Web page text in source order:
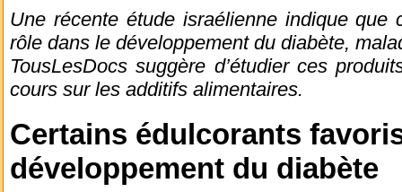
Une récente étude israélienne indique que
rôle dans le développement du diabète,
TousLesDocs suggère d’étudier ces
cours sur les additifs alimentaires.
Certains édulcorants
développement du diabète